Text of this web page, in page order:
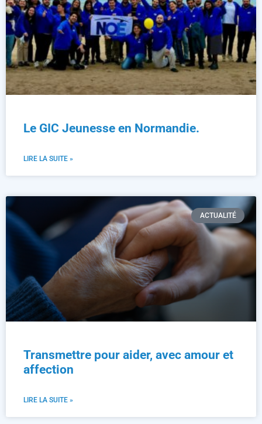
Le GIC Jeunesse en Normandie.
LIRE LA SUITE »
ACTUALITÉ
Transmettre pour aider, avec amour et
affection
LIRE LA SUITE »